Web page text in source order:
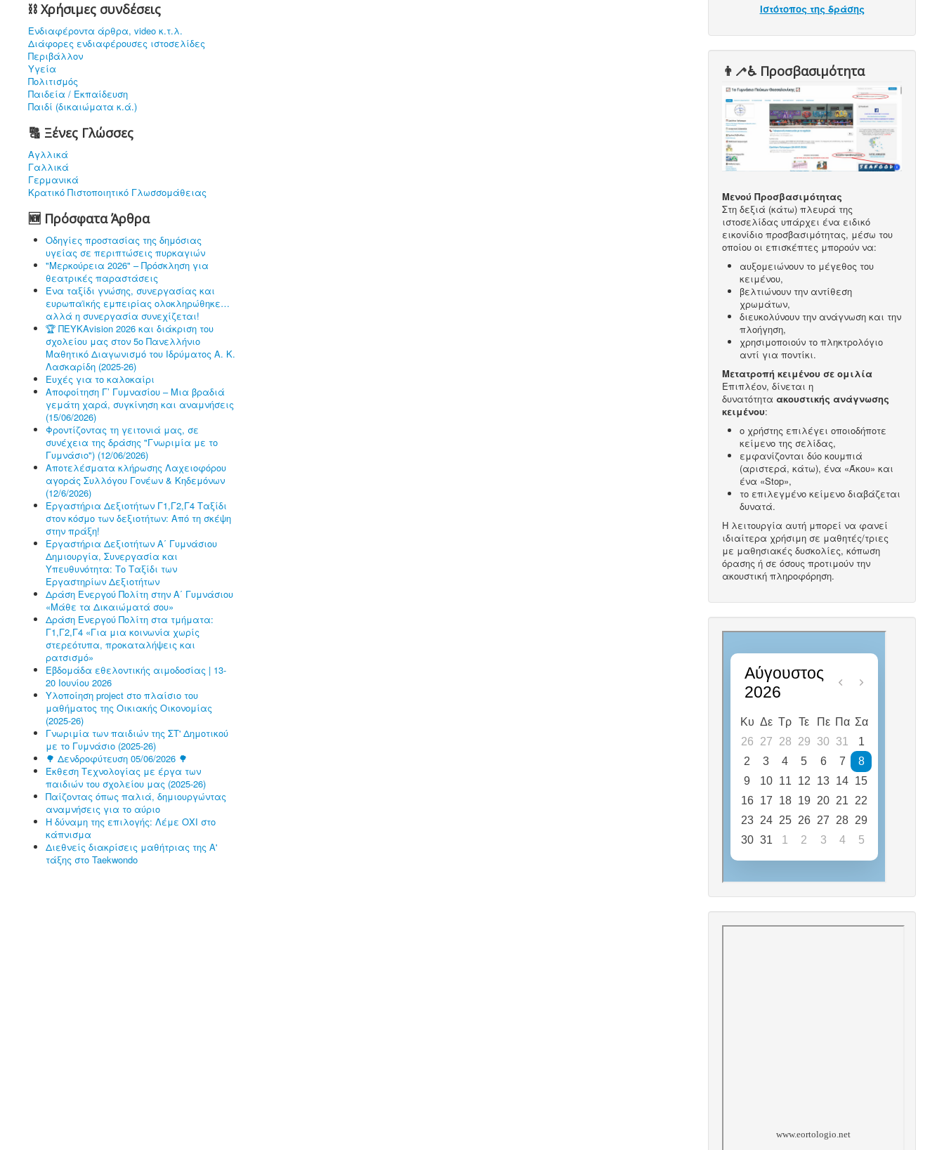
⛓ Χρήσιμες συνδέσεις
Ενδιαφέρoντα άρθρα, video κ.τ.λ.
Διάφορες ενδιαφέρουσες ιστοσελίδες
Περιβάλλον
Υγεία
Πολιτισμός
Παιδεία / Εκπαίδευση
Παιδί (δικαιώματα κ.ά.)
🔠 Ξένες Γλώσσες
Αγλλικά
Γαλλικά
Γερμανικά
Κρατικό Πιστοποιητικό Γλωσσομάθειας
🆕 Πρόσφατα Άρθρα
Οδηγίες προστασίας της δημόσιας
υγείας σε περιπτώσεις πυρκαγιών
"Μερκούρεια 2026" – Πρόσκληση για
θεατρικές παραστάσεις
Ένα ταξίδι γνώσης, συνεργασίας και
ευρωπαϊκής εμπειρίας ολοκληρώθηκε…
αλλά η συνεργασία συνεχίζεται!
🏆 ΠΕΥΚΑvision 2026 και διάκριση του
σχολείου μας στον 5ο Πανελλήνιο
Μαθητικό Διαγωνισμό του Ιδρύματος Α. Κ.
Λασκαρίδη (2025-26)
Ευχές για το καλοκαίρι
Αποφοίτηση Γ’ Γυμνασίου – Μια βραδιά
γεμάτη χαρά, συγκίνηση και αναμνήσεις
(15/06/2026)
Φροντίζοντας τη γειτονιά μας, σε
συνέχεια της δράσης "Γνωριμία με το
Γυμνάσιο") (12/06/2026)
Αποτελέσματα κλήρωσης Λαχειοφόρου
αγοράς Συλλόγου Γονέων & Κηδεμόνων
(12/6/2026)
Εργαστήρια Δεξιοτήτων Γ1,Γ2,Γ4 Ταξίδι
στον κόσμο των δεξιοτήτων: Από τη σκέψη
στην πράξη!
Εργαστήρια Δεξιοτήτων Α΄ Γυμνάσιου
Δημιουργία, Συνεργασία και
Υπευθυνότητα: Το Ταξίδι των
Εργαστηρίων Δεξιοτήτων
Δράση Ενεργού Πολίτη στην Α΄ Γυμνάσιου
«Μάθε τα Δικαιώματά σου»
Δράση Ενεργού Πολίτη στα τμήματα:
Γ1,Γ2,Γ4 «Για μια κοινωνία χωρίς
στερεότυπα, προκαταλήψεις και
ρατσισμό»
Εβδομάδα εθελοντικής αιμοδοσίας | 13-
20 Ιουνίου 2026
Υλοποίηση project στο πλαίσιο του
μαθήματος της Οικιακής Οικονομίας
(2025-26)
Γνωριμία των παιδιών της ΣΤ' Δημοτικού
με το Γυμνάσιο (2025-26)
🌳 Δενδροφύτευση 05/06/2026 🌳
Έκθεση Τεχνολογίας με έργα των
παιδιών του σχολείου μας (2025-26)
Παίζοντας όπως παλιά, δημιουργώντας
αναμνήσεις για το αύριο
Η δύναμη της επιλογής: Λέμε ΟΧΙ στο
κάπνισμα
Διεθνείς διακρίσεις μαθήτριας της Α'
τάξης στο Taekwondo
Ιστότοπος της δράσης
👨‍🦯♿️ Προσβασιμότητα
Μενού Προσβασιμότητας
Στη δεξιά (κάτω) πλευρά της
ιστοσελίδας υπάρχει ένα ειδικό
εικονίδιο προσβασιμότητας, μέσω του
οποίου οι επισκέπτες μπορούν να:
αυξομειώνουν το μέγεθος του
κειμένου,
βελτιώνουν την αντίθεση
χρωμάτων,
διευκολύνουν την ανάγνωση και την
πλοήγηση,
χρησιμοποιούν το πληκτρολόγιο
αντί για ποντίκι.
Μετατροπή κειμένου σε ομιλία
Επιπλέον, δίνεται η
δυνατότηταακουστικής ανάγνωσης
κειμένου:
ο χρήστης επιλέγει οποιοδήποτε
κείμενο της σελίδας,
εμφανίζονται δύο κουμπιά
(αριστερά, κάτω), ένα «Άκου» και
ένα «Stop»,
το επιλεγμένο κείμενο διαβάζεται
δυνατά.
Η λειτουργία αυτή μπορεί να φανεί
ιδιαίτερα χρήσιμη σε μαθητές/τριες
με μαθησιακές δυσκολίες, κόπωση
όρασης ή σε όσους προτιμούν την
ακουστική πληροφόρηση.